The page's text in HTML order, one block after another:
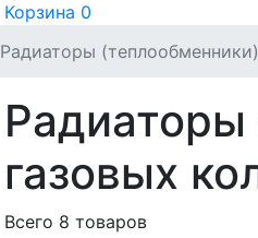
Корзина 0
Радиаторы
Радиаторы
газовых
Всего 8 товаров